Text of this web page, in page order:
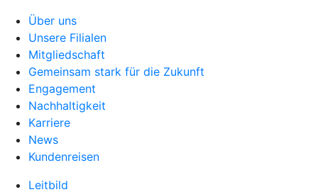
Über uns
Unsere Filialen
Mitgliedschaft
Gemeinsam stark für die Zukunft
Engagement
Nachhaltigkeit
Karriere
News
Kundenreisen
Leitbild